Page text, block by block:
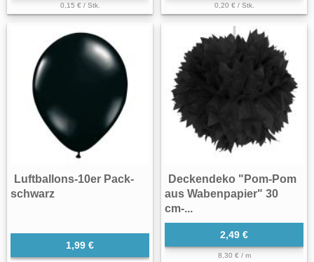
0,15 € / Stk. 0,20 € / Stk.
Luftballons-10er Pack-
schwarz
1,99 €
Deckendeko "Pom-Pom
aus Wabenpapier" 30
cm-...
2,49 €
8,30 € / m